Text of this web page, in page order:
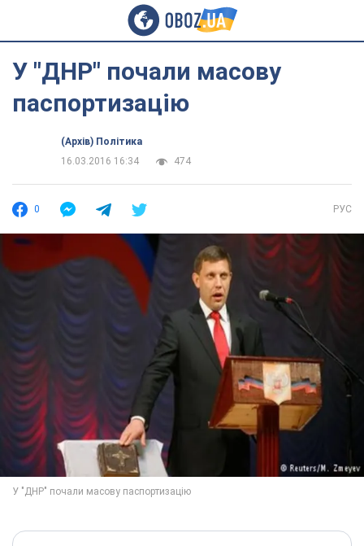
У "ДНР" почали масову
паспортизацію
(Архів) Політика
16.03.2016 16:34
474
0 РУС